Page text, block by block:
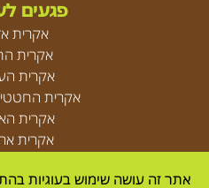
פגעים
אקרית
אקרית
אקרית
אקרית
אקרית
אקרית
אתר זה עושה שימוש בעוגיות